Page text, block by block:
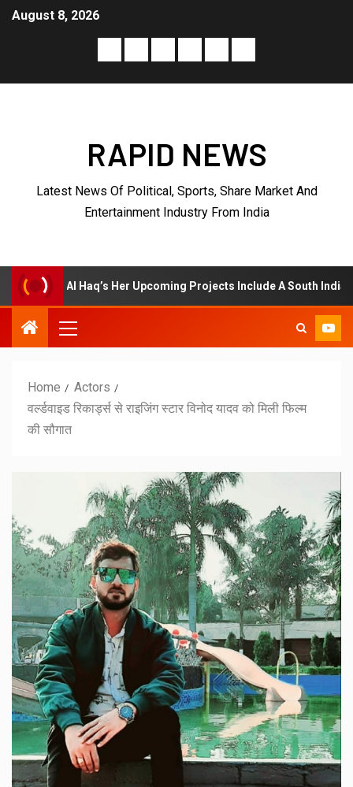
August 8, 2026
RAPID NEWS
Latest News Of Political, Sports, Share Market And
Entertainment Industry From India
Upcoming Projects Include A South Indian Film, Music Videos,
Home
Actors
वर्ल्डवाइड रिकार्ड्स से राइजिंग स्टार विनोद यादव को मिली फिल्म
की सौगात